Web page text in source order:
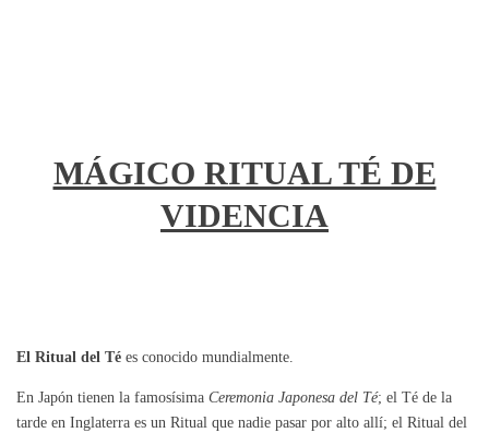
MÁGICO RITUAL TÉ DE
VIDENCIA
El Ritual del Té es conocido mundialmente.
En Japón tienen la famosísima Ceremonia Japonesa del Té; el Té de la
tarde en Inglaterra es un Ritual que nadie pasar por alto allí; el Ritual del